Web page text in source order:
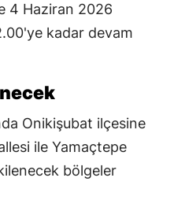
4 Haziran 2026
kadar devam
Onikişubat ilçesine
ile Yamaçtepe
bölgeler